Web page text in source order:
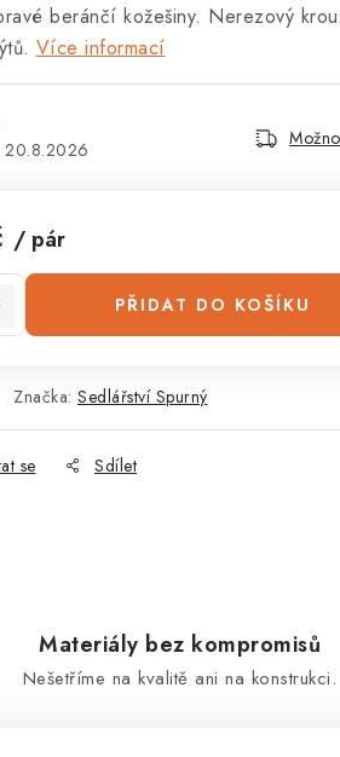
beránčí kožešiny. Nerezový
Více informací
20.8.2026
/ pár
PŘIDAT DO KOŠÍKU
Značka: Sedlářství Spurný
se Sdílet
Materiály bez kompromisů
Nešetříme na kvalitě ani na konstrukci.